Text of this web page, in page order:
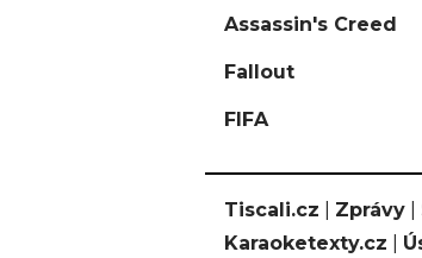
Assassin's Creed
Fallout
FIFA
Tiscali.cz Zprávy
Karaoketexty.cz